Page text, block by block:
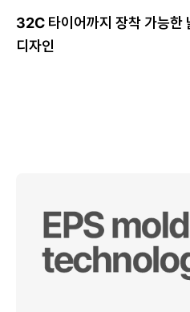
32C 타이어까지 장착 가능한
디자인